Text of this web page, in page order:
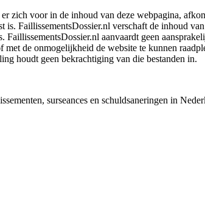
zich voor in de inhoud van deze webpagina,
FaillissementsDossier.nl verschaft de inhoud
FaillissementsDossier.nl aanvaardt geen
met de onmogelijkheid de website te kunnen
houdt geen bekrachtiging van die bestanden in.
surseances en schuldsaneringen in